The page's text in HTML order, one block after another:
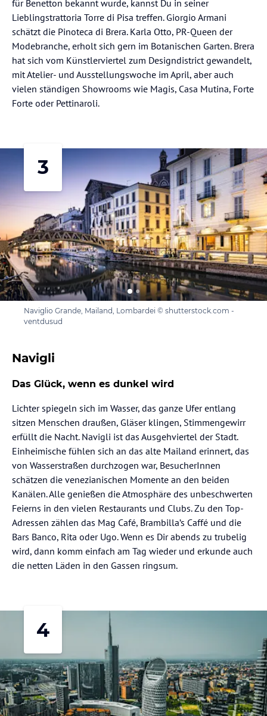
für Benetton bekannt wurde, kannst Du in seiner
Lieblingstrattoria Torre di Pisa treffen. Giorgio Armani
schätzt die Pinoteca di Brera. Karla Otto, PR-Queen der
Modebranche, erholt sich gern im Botanischen Garten. Brera
hat sich vom Künstlerviertel zum Designdistrict gewandelt,
mit Atelier- und Ausstellungswoche im April, aber auch
vielen ständigen Showrooms wie Magis, Casa Mutina, Forte
Forte oder Pettinaroli.
3
Naviglio Grande, Mailand, Lombardei © shutterstock.com -
ventdusud
Navigli
Das Glück, wenn es dunkel wird
Lichter spiegeln sich im Wasser, das ganze Ufer entlang
sitzen Menschen draußen, Gläser klingen, Stimmengewirr
erfüllt die Nacht. Navigli ist das Ausgehviertel der Stadt.
Einheimische fühlen sich an das alte Mailand erinnert, das
von Wasserstraßen durchzogen war, BesucherInnen
schätzen die venezianischen Momente an den beiden
Kanälen. Alle genießen die Atmosphäre des unbeschwerten
Feierns in den vielen Restaurants und Clubs. Zu den Top-
Adressen zählen das Mag Café, Brambilla’s Caffé und die
Bars Banco, Rita oder Ugo. Wenn es Dir abends zu trubelig
wird, dann komm einfach am Tag wieder und erkunde auch
die netten Läden in den Gassen ringsum.
4